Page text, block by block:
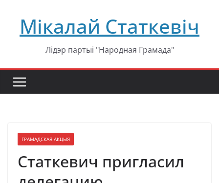
содержимому
Мікалай Статкевіч
Лідэр партыі "Народная Грамада"
ГРАМАДСКАЯ АКЦЫЯ
Статкевич пригласил